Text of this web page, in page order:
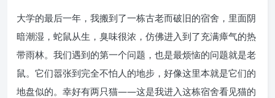
大学的最后一年，我搬到了一栋古老而破旧的宿舍，里面阴
暗潮湿，蛇鼠从生，臭味很浓，仿佛进入到了充满瘴气的热
带雨林。我们遇到的第一个问题，也是最烦恼的问题就是老
鼠。它们嚣张到完全不怕人的地步，好像这里本就是它们的
地盘似的。幸好有两只猫——这是我进入这栋宿舍看见猫的